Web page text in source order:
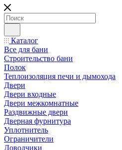
Каталог
Все для бани
Строительство бани
Полок
Теплоизоляция печи и дымохода
Двери
Двери входные
Двери межкомнатные
Раздвижные двери
Дверная фурнитура
Уплотнитель
Ограничители
Доводчики